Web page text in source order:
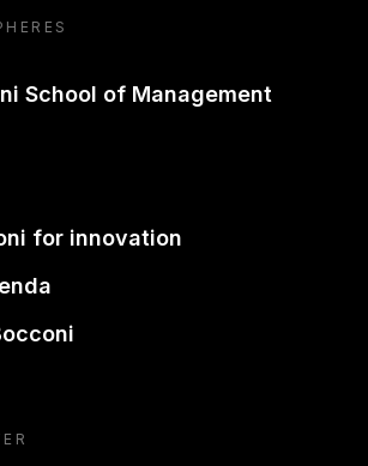
School of Management
for innovation